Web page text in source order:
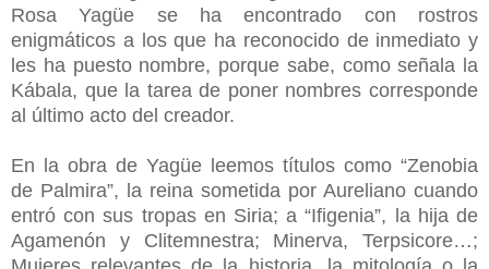
Rosa Yagüe se ha encontrado con rostros
enigmáticos a los que ha reconocido de inmediato y
les ha puesto nombre, porque sabe, como señala la
Kábala, que la tarea de poner nombres corresponde
al último acto del creador.
En la obra de Yagüe leemos títulos como “Zenobia
de Palmira”, la reina sometida por Aureliano cuando
entró con sus tropas en Siria; a “Ifigenia”, la hija de
Agamenón y Clitemnestra; Minerva, Terpsicore…;